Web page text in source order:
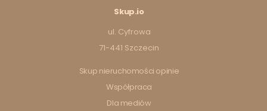
Skup.io
ul. Cyfrowa
71-441 Szczecin
Skup nieruchomości opinie
Współpraca
Dla mediów